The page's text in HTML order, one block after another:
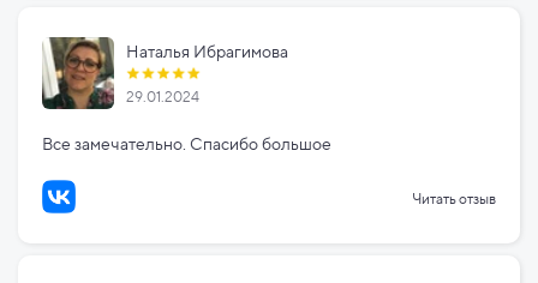
Наталья Ибрагимова
29.01.2024
Все замечательно. Спасибо большое
Читать отзыв